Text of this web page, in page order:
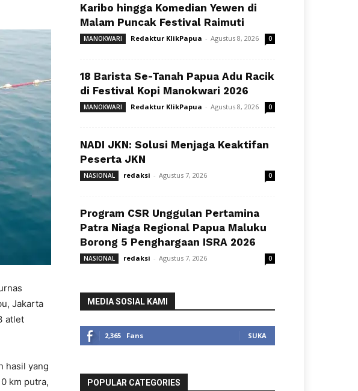
Jakarta
atlet
hasil yang
km putra,
Karibo hingga Komedian Yewen di
Malam Puncak Festival Raimuti
MANOKWARI Redaktur KlikPapua - Agustus 8, 2026 0
18 Barista Se-Tanah Papua Adu Racik
di Festival Kopi Manokwari 2026
MANOKWARI Redaktur KlikPapua - Agustus 8, 2026 0
NADI JKN: Solusi Menjaga Keaktifan
Peserta JKN
NASIONAL redaksi - Agustus 7, 2026 0
Program CSR Unggulan Pertamina
Patra Niaga Regional Papua Maluku
Borong 5 Penghargaan ISRA 2026
NASIONAL redaksi - Agustus 7, 2026 0
MEDIA SOSIAL KAMI
2,365 Fans SUKA
POPULAR CATEGORIES